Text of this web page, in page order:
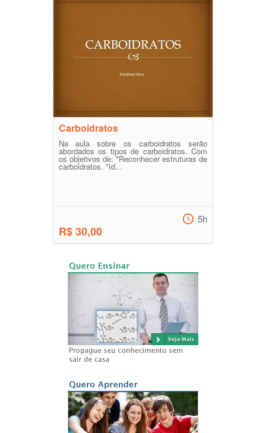
Carboidratos
Na aula sobre os carboidratos serão
abordados os tipos de carboidratos. Com
os objetivos de: *Reconhecer estruturas de
carboidratos. *Id...
R$ 30,00
5h